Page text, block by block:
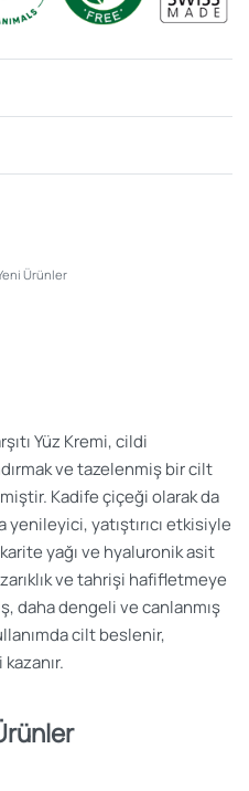
Ürünler
Yüz Kremi, cildi
ve tazelenmiş bir cilt
Kadife çiçeği olarak da
yenileyici, yatıştırıcı etkisiyle
yağı ve hyaluronik asit
ve tahrişi hafifletmeye
daha dengeli ve canlanmış
cilt beslenir,